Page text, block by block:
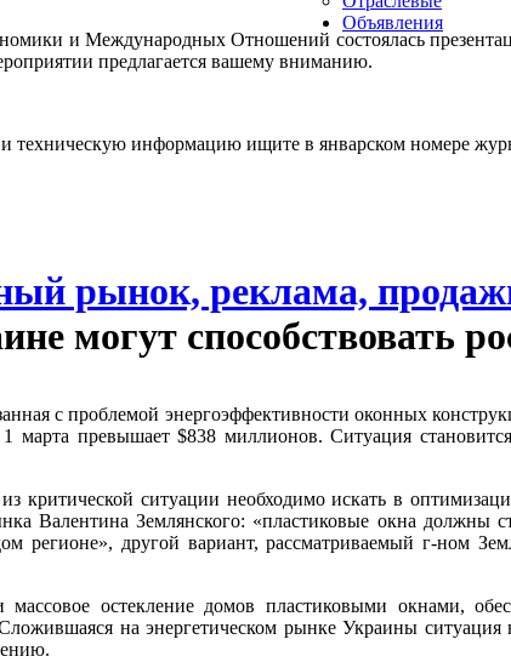
Объявления
и Меж­ду­народ­ных От­но­шений сос­то­ялась
пред­ла­га­ет­ся ва­шему вни­манию.
тех­ни­чес­кую ин­форма­цию ищи­те в ян­варс­ком но­мере
рынок, реклама,
могут способствовать
с проблемой энергоэффективности оконных
марта превышает $838 миллионов. Ситуация
критической ситуации необходимо искать в
Валентина Землянского: «пластиковые окна должны
регионе», другой вариант, рассматриваемый г-ном
остекление домов пластиковыми окнами,
на энергетическом рынке Украины ситуация